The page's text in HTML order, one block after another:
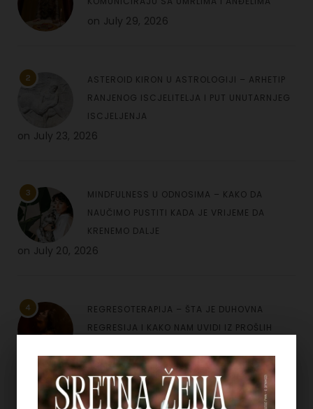
on July 29, 2026
2
ASTEROID KIRON U ASTROLOGIJI – ARHETIP
RANJENOG ISCJELITELJA I PUT UNUTARNJEG
ISCJELJENJA
on July 23, 2026
3
MINDFULNESS U ODNOSIMA – KAKO DA
NAUČIMO PUSTITI KADA JE VRIJEME DA
KRENEMO DALJE
on July 20, 2026
4
REGRESOTERAPIJA – ŠTA JE DUHOVNA
REGRESIJA I KAKO NAM UVIDI IZ PROŠLIH
July 7, 2026